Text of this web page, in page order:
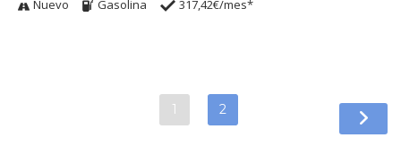
Nuevo Gasolina 317,42€/mes*
1 2